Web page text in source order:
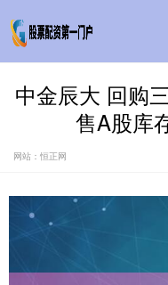
中金辰大 回购
售A股库
网站：恒正网